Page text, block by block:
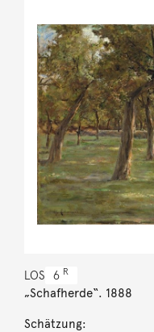
LOS 6 R
„Schafherde“. 1888
Schätzung: